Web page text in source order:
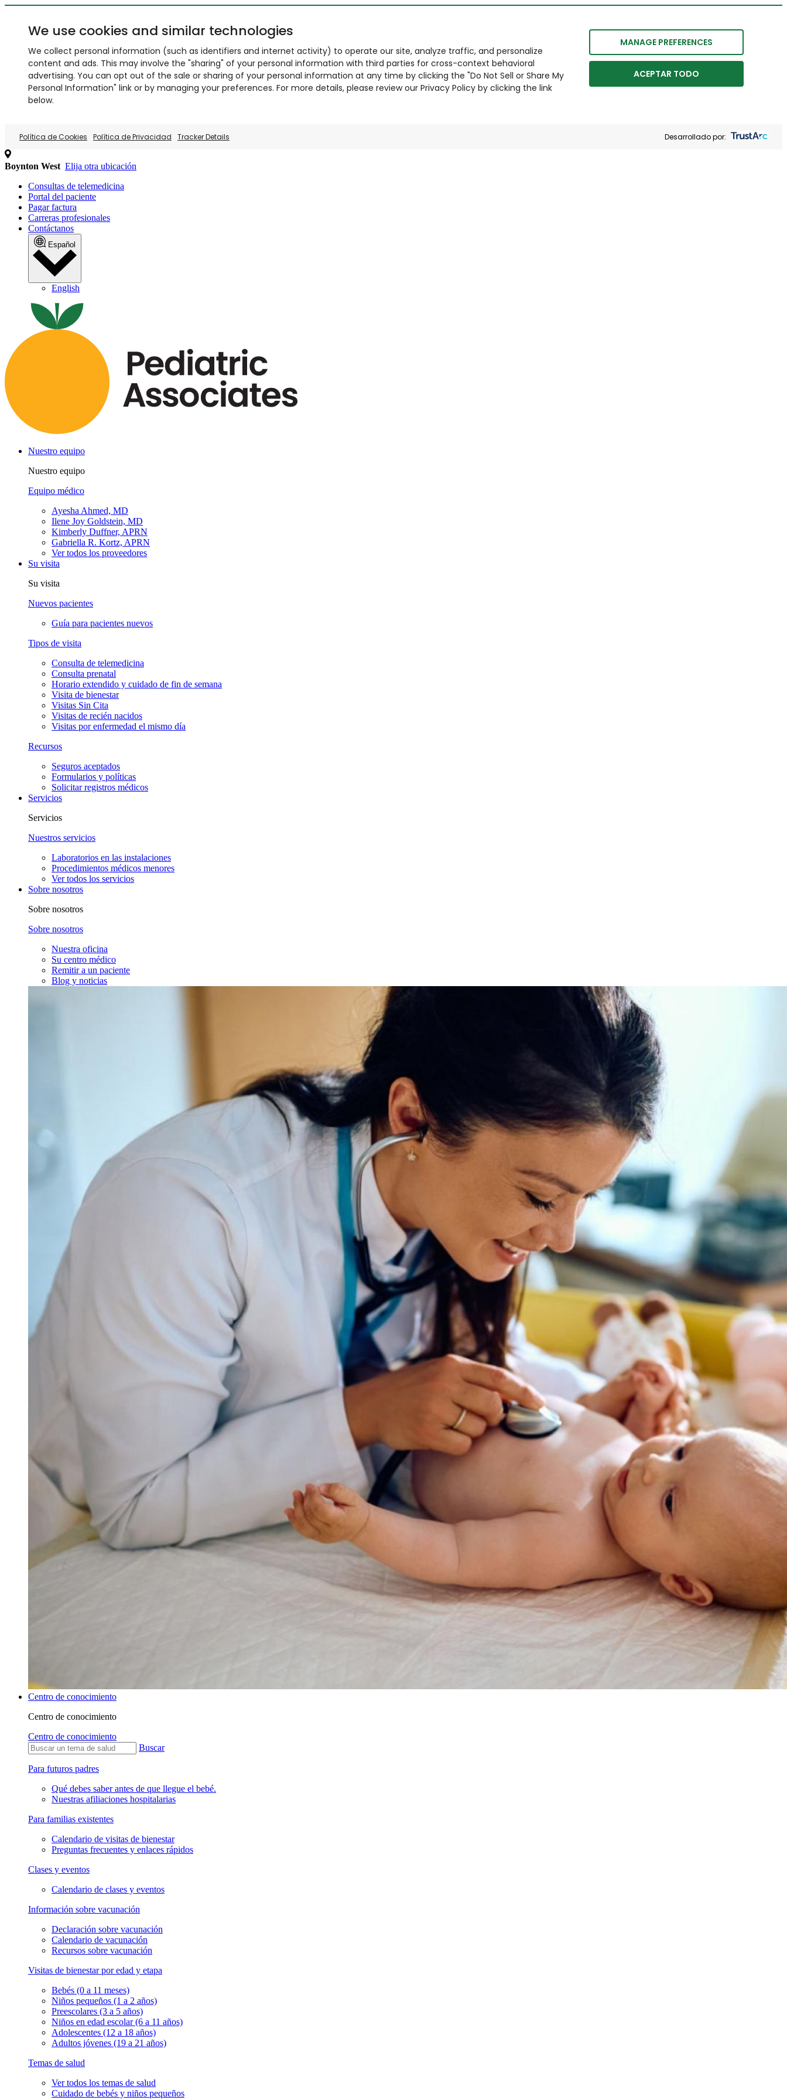
We use cookies and similar technologies
We collect personal information (such as identifiers and internet activity) to operate our site, analyze traffic, and personalize
content and ads. This may involve the "sharing" of your personal information with third parties for cross-context behavioral
advertising. You can opt out of the sale or sharing of your personal information at any time by clicking the "Do Not Sell or Share My
Personal Information" link or by managing your preferences. For more details, please review our Privacy Policy by clicking the link
below.
MANAGE PREFERENCES
ACEPTAR TODO
Política de Cookies Política de Privacidad Tracker Details Desarrollado por:
Boynton West Elija otra ubicación
Consultas de telemedicina
Portal del paciente
Pagar factura
Carreras profesionales
Contáctanos
Español
English
Nuestro equipo
Nuestro equipo
Equipo médico
Ayesha Ahmed, MD
Ilene Joy Goldstein, MD
Kimberly Duffner, APRN
Gabriella R. Kortz, APRN
Ver todos los proveedores
Su visita
Su visita
Nuevos pacientes
Guía para pacientes nuevos
Tipos de visita
Consulta de telemedicina
Consulta prenatal
Horario extendido y cuidado de fin de semana
Visita de bienestar
Visitas Sin Cita
Visitas de recién nacidos
Visitas por enfermedad el mismo día
Recursos
Seguros aceptados
Formularios y políticas
Solicitar registros médicos
Servicios
Servicios
Nuestros servicios
Laboratorios en las instalaciones
Procedimientos médicos menores
Ver todos los servicios
Sobre nosotros
Sobre nosotros
Sobre nosotros
Nuestra oficina
Su centro médico
Remitir a un paciente
Blog y noticias
Centro de conocimiento
Centro de conocimiento
Centro de conocimiento
Buscar
Para futuros padres
Qué debes saber antes de que llegue el bebé.
Nuestras afiliaciones hospitalarias
Para familias existentes
Calendario de visitas de bienestar
Preguntas frecuentes y enlaces rápidos
Clases y eventos
Calendario de clases y eventos
Información sobre vacunación
Declaración sobre vacunación
Calendario de vacunación
Recursos sobre vacunación
Visitas de bienestar por edad y etapa
Bebés (0 a 11 meses)
Niños pequeños (1 a 2 años)
Preescolares (3 a 5 años)
Niños en edad escolar (6 a 11 años)
Adolescentes (12 a 18 años)
Adultos jóvenes (19 a 21 años)
Temas de salud
Ver todos los temas de salud
Cuidado de bebés y niños pequeños